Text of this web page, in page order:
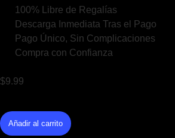
100% Libre de Regalías
Descarga Inmediata Tras el Pago
Pago Único, Sin Complicaciones
Compra con Confianza
$9.99
Añadir al carrito